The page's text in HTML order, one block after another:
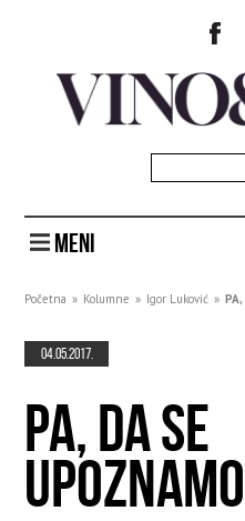
MENI
Početna » Kolumne » Igor Luković »
04.05.2017.
PA, DA SE